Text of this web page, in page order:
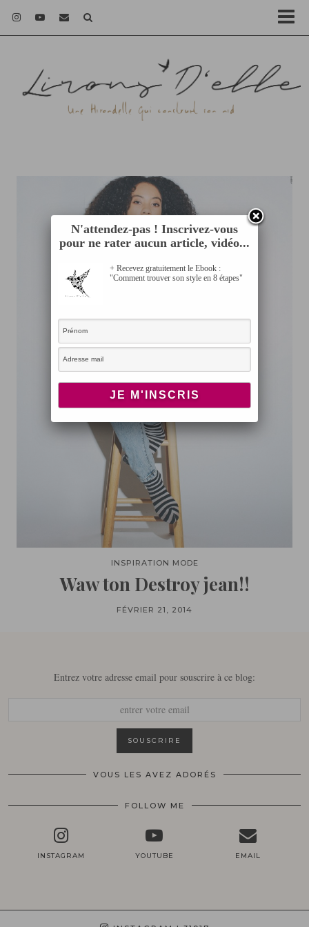
INSPIRATION MODE
Waw ton Destroy jean!!
FÉVRIER 21, 2014
Entrez votre adresse email pour souscrire à ce blog:
VOUS LES AVEZ ADORÉS
FOLLOW ME
INSTAGRAM YOUTUBE EMAIL
N'attendez-pas ! Inscrivez-vous
pour ne rater aucun article, vidéo...
+ Recevez gratuitement le Ebook :
"Comment trouver son style en 8 étapes"